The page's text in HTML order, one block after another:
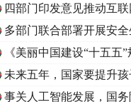
·[视频]牢记初心使命 奋进复兴征程
读
四部门印发意见推动互
多部门联合部署开展安
《美丽中国建设“十五五
未来五年，国家要提升
事关人工智能发展，国